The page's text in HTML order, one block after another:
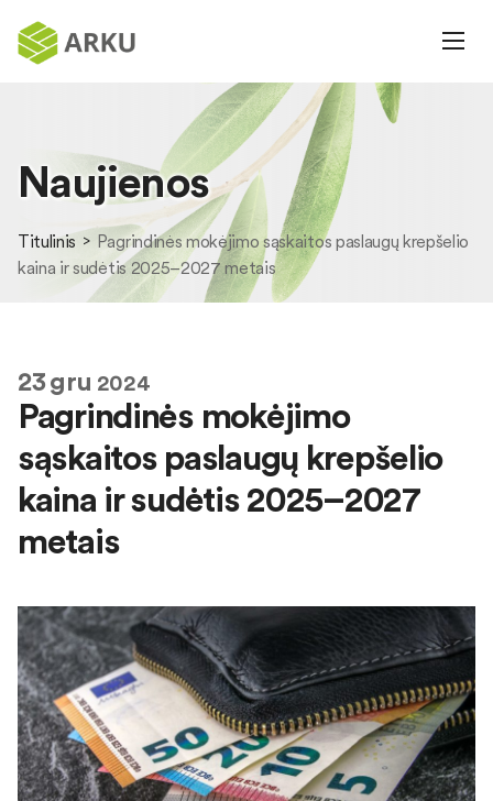
Naujienos
Titulinis
Pagrindinės mokėjimo sąskaitos paslaugų krepšelio
kaina ir sudėtis 2025–2027 metais
23gru 2024
Pagrindinės mokėjimo
sąskaitos paslaugų krepšelio
kaina ir sudėtis 2025–2027
metais